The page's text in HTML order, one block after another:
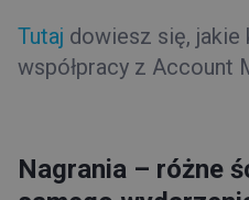
Tutaj dowiesz się, jakie
współpracy z Account
Nagrania – różne